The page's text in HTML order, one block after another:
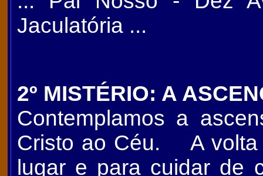
Jaculatória ...
2º MISTÉRIO: A
Contemplamos a
Cristo ao Céu. A volta
lugar e para cuidar de